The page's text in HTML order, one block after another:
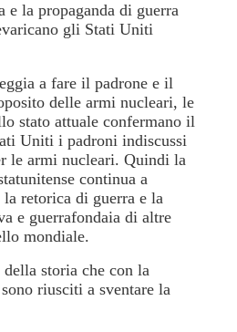
la propaganda di guerra
gli Stati Uniti
a fare il padrone e il
delle armi nucleari, le
stato attuale confermano il
Uniti i padroni indiscussi
le armi nucleari. Quindi la
continua a
retorica di guerra e la
e guerrafondaia di altre
mondiale.
storia che con la
riusciti a sventare la